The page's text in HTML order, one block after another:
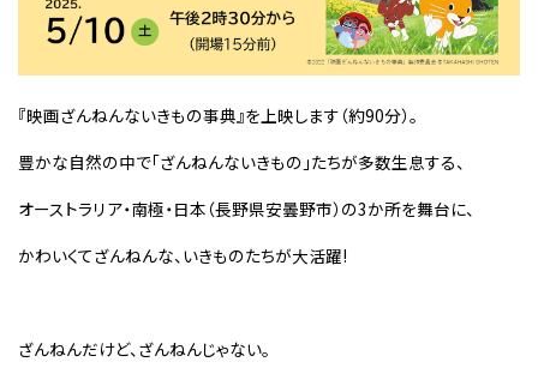
『映画ざんねんないきもの事典』を上映します（約90分）。
豊かな自然の中で「ざんねんないきもの」たちが多数生息する、
オーストラリア・南極・日本（長野県安曇野市）の3か所を舞台に、
かわいくてざんねんな、いきものたちが大活躍!
ざんねんだけど、ざんねんじゃない。